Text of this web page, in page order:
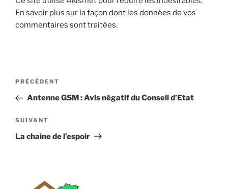
En savoir plus sur la façon dont les données de vos
commentaires sont traitées.
Navigation
l’article
Article
précédent
PRÉCÉDENT
Antenne GSM : Avis négatif du Conseil d’Etat
Article
suivant
SUIVANT
La chaine de l’espoir